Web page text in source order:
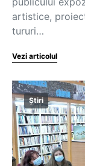
artistice,
tururi…
Vezi articolul
Știri